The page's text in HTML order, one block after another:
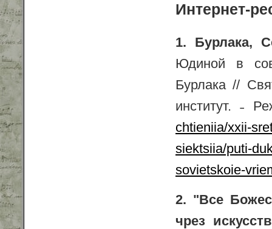
Интернет-
1. Бурлака,
Юдиной в
Бурлака //
институт. ˗
chtieniia/xxii-
siektsiia/puti-
sovietskoie-
2. "Все
чрез